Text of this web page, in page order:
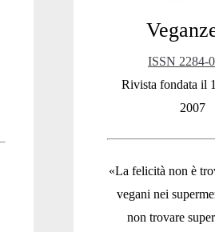
ISSN 2284-
Rivista fondata il
2007
«La felicità non è
vegani nei
non trovare